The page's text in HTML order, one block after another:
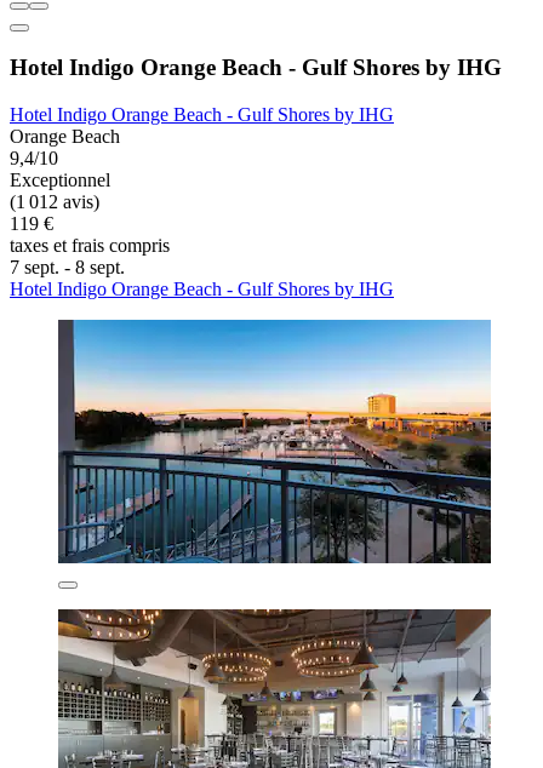
Hotel Indigo Orange Beach - Gulf Shores by IHG
Hotel Indigo Orange Beach - Gulf Shores by IHG
Orange Beach
9,4/10
Exceptionnel
(1 012 avis)
119 €
taxes et frais compris
7 sept. - 8 sept.
Hotel Indigo Orange Beach - Gulf Shores by IHG